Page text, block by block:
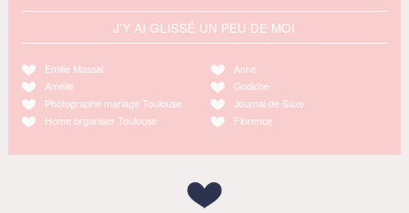
J'Y AI GLISSÉ UN PEU DE MOI
Emilie Massal
Amélie
Photographe mariage Toulouse
Home organiser Toulouse
Anne
Godiche
Journal de Saxe
Florence